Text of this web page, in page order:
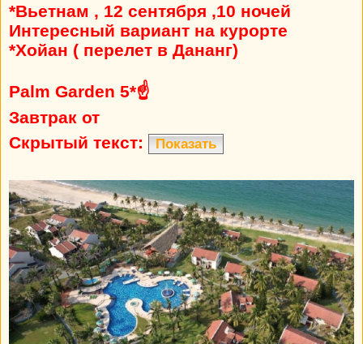
*Вьетнам , 12 сентября ,10 ночей
Интересный вариант на курорте
*Хойан ( перелет в Дананг)
Palm Garden 5*☝
Завтрак от
Скрытый текст:
Показать